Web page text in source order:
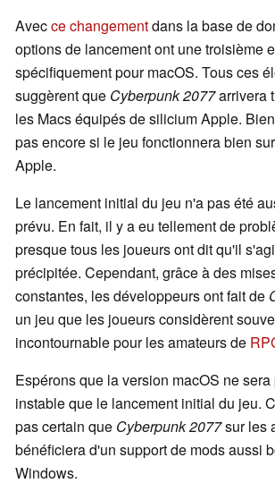
Avecce changementdans la base de
options de lancement ont une troisième
spécifiquement pour macOS. Tous ces
suggèrent que Cyberpunk 2077arrivera
les Macs équipés de silicium Apple.
pas encore si le jeu fonctionnera bien
Apple.
Le lancement initial du jeu n'a pas été
prévu. En fait, il y a eu tellement de
presque tous les joueurs ont dit qu'il
précipitée. Cependant, grâce à des
constantes, les développeurs ont fait de
un jeu que les joueurs considèrent
incontournable pour les amateurs de
Espérons que la version macOS ne
instable que le lancement initial du jeu.
pas certain que Cyberpunk 2077sur les
bénéficiera d'un support de mods aussi
Windows.